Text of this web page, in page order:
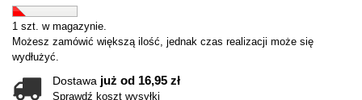
1 szt. w magazynie.
Możesz zamówić większą ilość, jednak czas realizacji może się
wydłużyć.
Dostawa już od 16,95 zł
Sprawdź koszt wysyłki